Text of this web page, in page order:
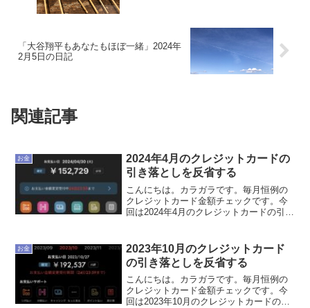
「大谷翔平もあなたもほぼ一緒」2024年
2月5日の日記
関連記事
お金
2024年4月のクレジットカードの
引き落としを反省する
こんにちは。カラガラです。毎月恒例の
クレジットカード金額チェックです。今
回は2024年4月のクレジットカードの引き
し額は152,729円でした。462,386円だ...
お金
2023年10月のクレジットカード
の引き落としを反省する
こんにちは。カラガラです。毎月恒例の
クレジットカード金額チェックです。今
回は2023年10月のクレジットカードの引